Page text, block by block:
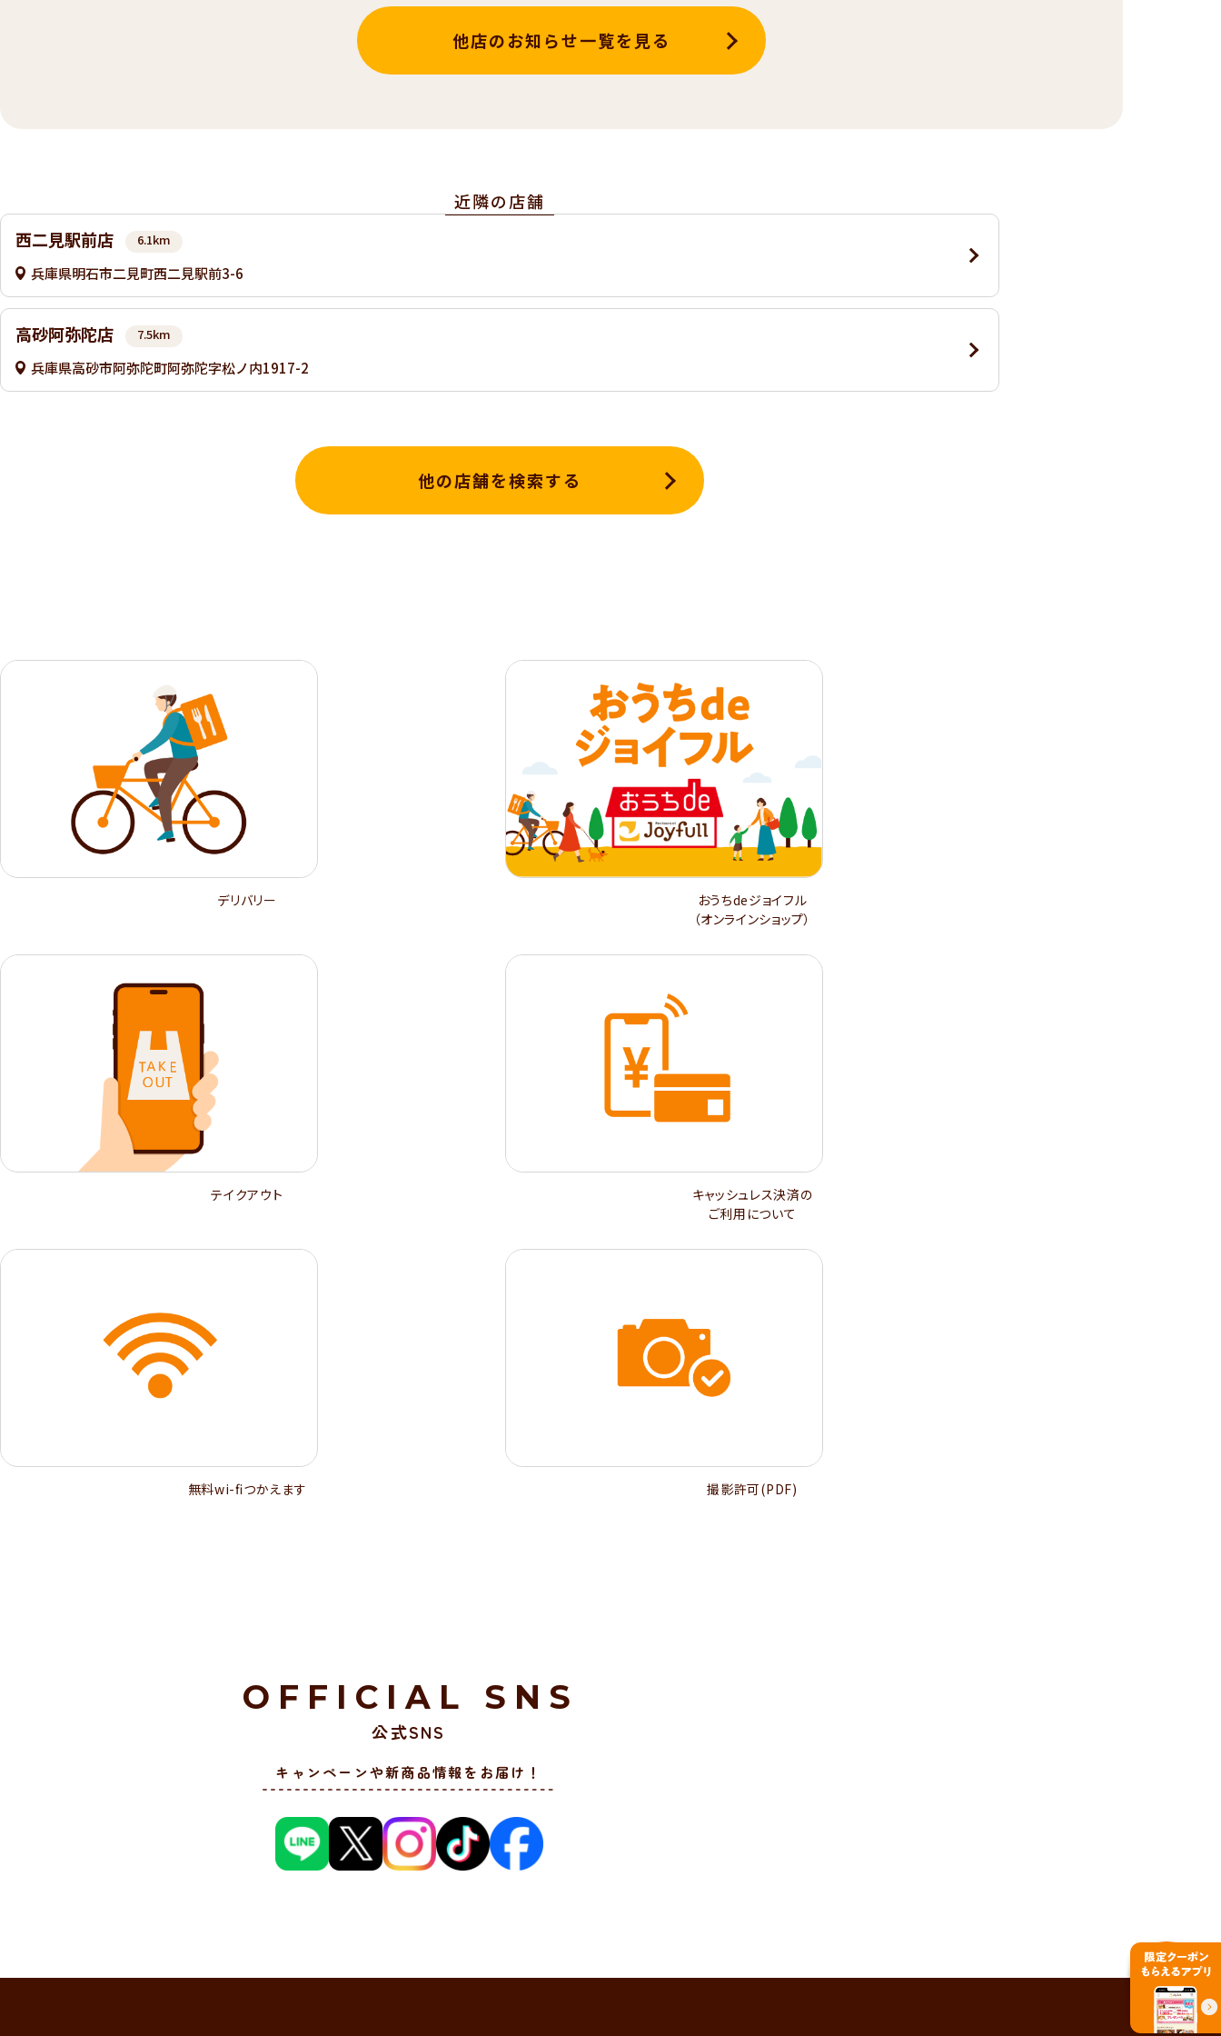
他店のお知らせ一覧を見る
近隣の店舗
西二見駅前店
6.1km
兵庫県明石市二見町西二見駅前3-6
高砂阿弥陀店 7.5km
兵庫県高砂市阿弥陀町阿弥陀字松ノ内1917-2
他の店舗を検索する
デリバリー
おうちdeジョイフル
（オンラインショップ）
テイクアウト
キャッシュレス決済の
ご利用について
無料wi-ﬁつかえます 撮影許可(PDF)
OFFICIAL SNS
公式SNS
キャンペーンや新商品情報をお届け！
PAGE TOP